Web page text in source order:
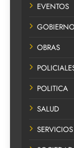
EVENTOS
OBRAS
POLITICA
SALUD
SERVICIOS